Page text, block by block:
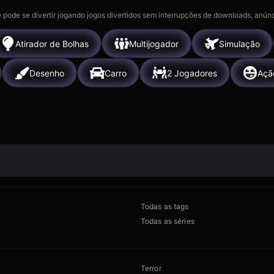
se divertir jogando jogos divertidos sem interrupções de downloads,
Atirador de Bolhas Multijogador Simulação
Desenho Carro 2 Jogadores
Todas as tags
Todas as séries
Terror